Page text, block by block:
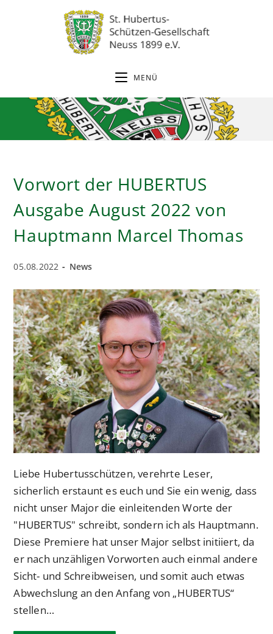
MENÜ
Vorwort der HUBERTUS
Ausgabe August 2022 von
Hauptmann Marcel Thomas
Beitrag
05.08.2022
Beitrags-
News
Liebe Hubertusschützen, verehrte Leser,
sicherlich erstaunt es euch und Sie ein wenig, dass
nicht unser Major die einleitenden Worte der
"HUBERTUS" schreibt, sondern ich als Hauptmann.
Diese Premiere hat unser Major selbst initiiert, da
er nach unzähligen Vorworten auch einmal andere
Sicht- und Schreibweisen, und somit auch etwas
Abwechslung an den Anfang von „HUBERTUS“
stellen…